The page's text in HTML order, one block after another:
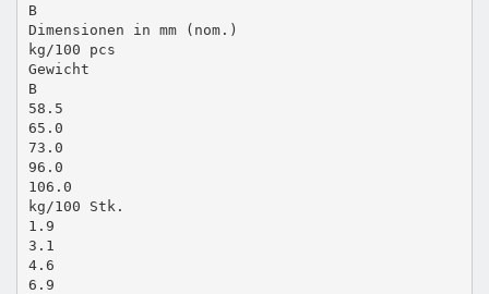
B
Dimensionen in mm (nom.)
kg/100 pcs
Gewicht
B
58.5
65.0
73.0
96.0
106.0
kg/100 Stk.
1.9
3.1
4.6
6.9